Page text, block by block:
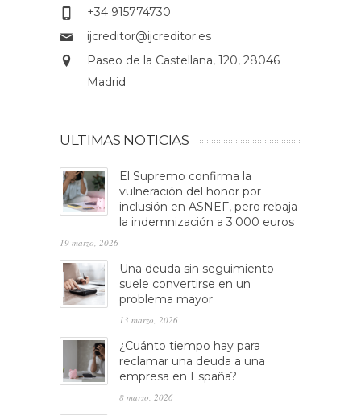
+34 915774730
ijcreditor@ijcreditor.es
Paseo de la Castellana, 120, 28046
Madrid
ULTIMAS NOTICIAS
El Supremo confirma la
vulneración del honor por
inclusión en ASNEF, pero rebaja
la indemnización a 3.000 euros
19 marzo, 2026
Una deuda sin seguimiento
suele convertirse en un
problema mayor
13 marzo, 2026
¿Cuánto tiempo hay para
reclamar una deuda a una
empresa en España?
8 marzo, 2026